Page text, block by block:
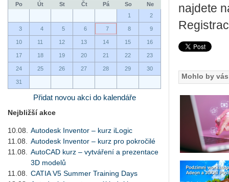
Po Út St Čt Pá So
Ne
1
2
3 4 5 6 7 8 9
10 11 12 13 14 15 16
17 18 19 20 21 22 23
24 25 26 27 28 29 30
31
Přidat novou akci do kalendáře
Nejbližší akce
10.08.
Autodesk Inventor – kurz iLogic
11.08.
Autodesk Inventor – kurz pro pokročilé
11.08.
AutoCAD kurz – vytváření a prezentace
3D modelů
11.08.
CATIA V5 Summer Training Days
najdete
Mohlo by